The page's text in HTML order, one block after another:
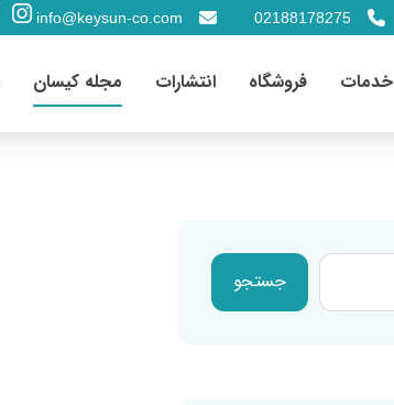
02188178275
info@keysun-co.com
خدمات فروشگاه انتشارات مجله کیسان